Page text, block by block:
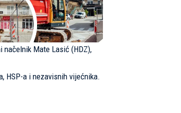
Mate Lasić (HDZ),
HSP-a i nezavisnih vijećnika.